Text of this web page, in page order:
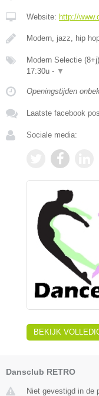
Website: http://
Modern, jazz, hip
Modern Selectie
17:30u - ▼
Openingstijden
Laatste facebook
Sociale media:
BEKIJK
Dansclub RETRO
Niet gevestigd in de